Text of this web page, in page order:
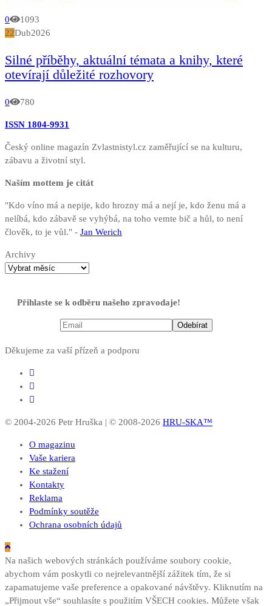
0
1093
22Dub2026
Silné příběhy, aktuální témata a knihy, které
otevírají důležité rozhovory
0 780
ISSN 1804-9931
Český online magazín Zvlastnistyl.cz zaměřující se na kulturu,
zábavu a životní styl.
Naším mottem je citát
"Kdo víno má a nepije, kdo hrozny má a nejí je, kdo ženu má a
nelíbá, kdo zábavě se vyhýbá, na toho vemte bič a hůl, to není
člověk, to je vůl." - Jan Werich
Archivy
Přihlaste se k odběru našeho zpravodaje!
Děkujeme za vaší přízeň a podporu
© 2004-2026 Petr Hruška | © 2008-2026 HRU-SKA™
O magazinu
Vaše kariera
Ke stažení
Kontakty
Reklama
Podmínky soutěže
Ochrana osobních údajů
Na našich webových stránkách používáme soubory cookie,
abychom vám poskytli co nejrelevantnější zážitek tím, že si
zapamatujeme vaše preference a opakované návštěvy. Kliknutím na
„Přijmout vše“ souhlasíte s použitím VŠECH cookies. Můžete však